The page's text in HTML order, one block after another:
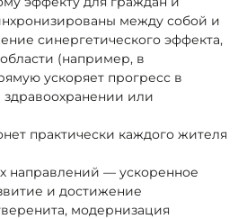
между собой и
синергетического эффекта,
(например, в
ускоряет прогресс в
или
практически каждого жителя
направлений — ускоренное
и достижение
модернизация